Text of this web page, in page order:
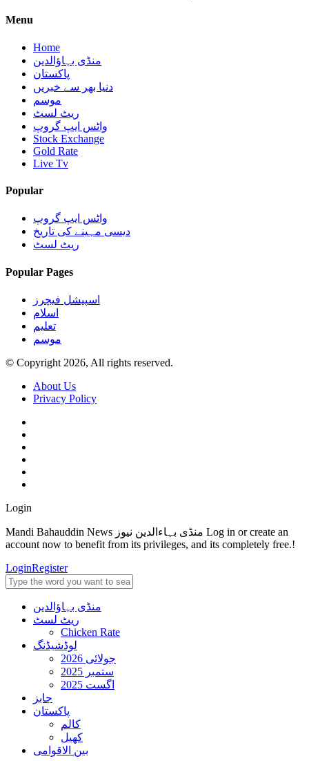
Menu
Home
منڈی بہاؤالدین
پاکستان
دنیا بھر سے خبریں
موسم
ریٹ لسٹ
واٹس ایپ گروپ
Stock Exchange
Gold Rate
Live Tv
Popular
واٹس ایپ گروپ
دیسی مہینے کی تاریخ
ریٹ لسٹ
Popular Pages
اسپیشل فیچرز
اسلام
تعلیم
موسم
© Copyright 2026, All rights reserved.
About Us
Privacy Policy
Login
Mandi Bahauddin News منڈی بہاءالدین نیوز Log in or create an
account now to benefit from its privileges, and its completely free.!
LoginRegister
منڈی بہاؤالدین
ریٹ لسٹ
Chicken Rate
لوڈشیڈنگ
جولائی 2026
ستمبر 2025
اگست 2025
جابز
پاکستان
کالم
کھیل
بین الاقوامی